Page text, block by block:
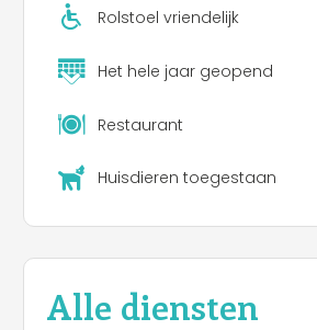
Rolstoel vriendelijk
Het hele jaar geopend
Restaurant
Huisdieren toegestaan
Alle diensten